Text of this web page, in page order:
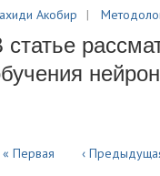
Акобир
статье
« Первая ‹